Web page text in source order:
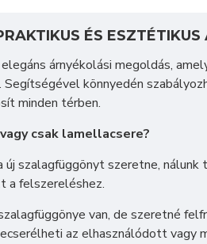
ÉS ESZTÉTIKUS
árnyékolási megoldás,
könnyedén
minden térben.
csak lamellacsere?
szalagfüggönyt szeretne,
a felszereléshez.
van, de szeretné
az elhasználódott vagy